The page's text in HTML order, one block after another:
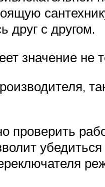
друг с другом.
значение не